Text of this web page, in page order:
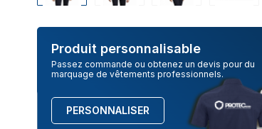
Produit personnalisable
Passez commande ou obtenez un devis pour du
marquage de vêtements professionnels.
PERSONNALISER